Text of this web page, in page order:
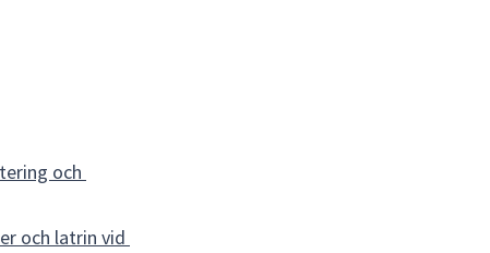
och
och latrin vid